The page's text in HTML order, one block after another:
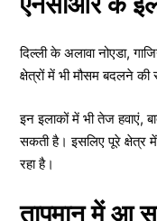
दिल्ली के अलावा नोएडा,
क्षेत्रों में भी मौसम बदलने की
इन इलाकों में भी तेज हवाएं,
सकती है। इसलिए पूरे क्षेत्र में
रहा है।
तापमान में आ